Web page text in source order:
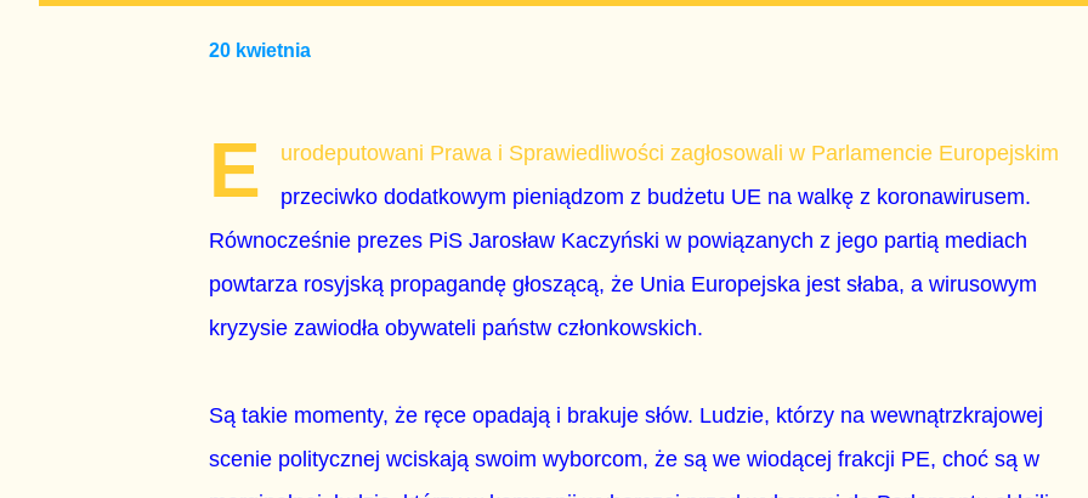
20 kwietnia
E
urodeputowani Prawa i Sprawiedliwości zagłosowali w Parlamencie Europejskim
przeciwko dodatkowym pieniądzom z budżetu UE na walkę z koronawirusem.
Równocześnie prezes PiS Jarosław Kaczyński w powiązanych z jego partią mediach
powtarza rosyjską propagandę głoszącą, że Unia Europejska jest słaba, a wirusowym
kryzysie zawiodła obywateli państw członkowskich.
Są takie momenty, że ręce opadają i brakuje słów. Ludzie, którzy na wewnątrzkrajowej
scenie politycznej wciskają swoim wyborcom, że są we wiodącej frakcji PE, choć są w